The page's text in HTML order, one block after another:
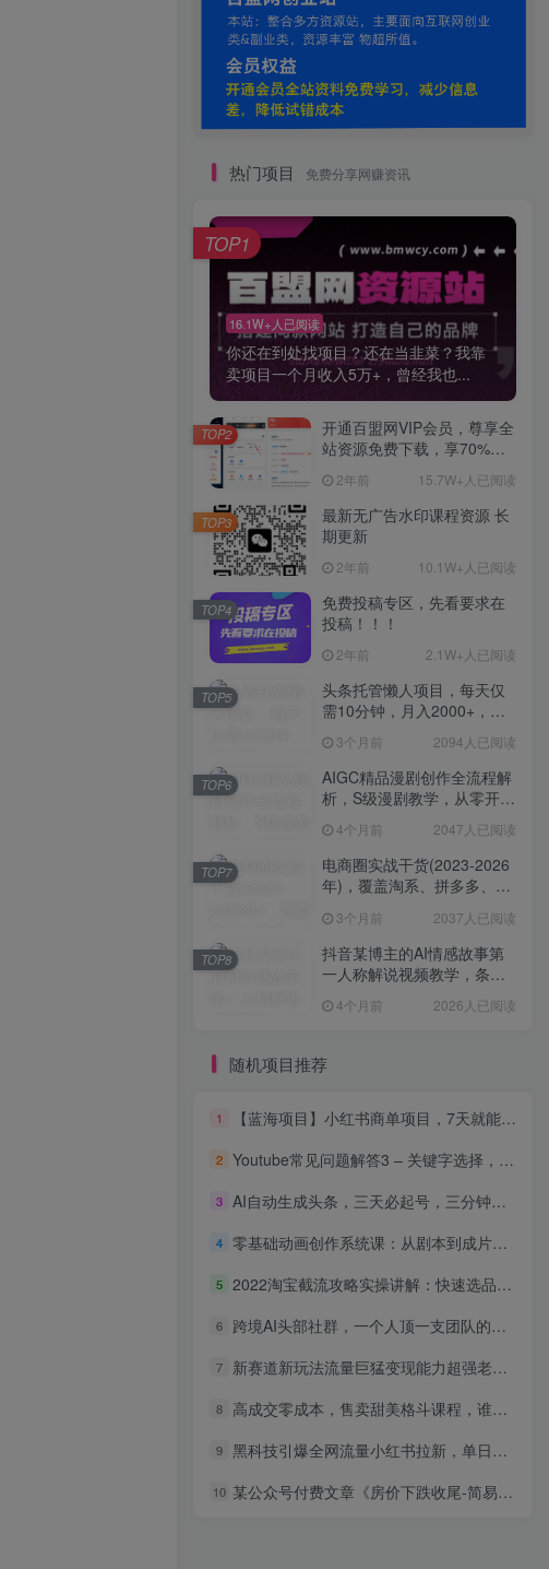
热门项目 免费分享网赚资讯
16.1W+人已阅读
你还在到处找项目？还在当韭菜？我靠
卖项目一个月收入5万+，曾经我也...
TOP1
开通百盟网VIP会员，尊享全
站资源免费下载，享70%的
惠】2年前 15.7W+人已阅读
TOP2
最新无广告水印课程资源 长
期更新
2年前 10.1W+人已阅读
TOP3
免费投稿专区，先看要求在
投稿！！！
2年前 2.1W+人已阅读
TOP4
头条托管懒人项目，每天仅
需10分钟，月入2000+，纯
【揭秘】
3个月前 2094人已阅读
TOP5
AIGC精品漫剧创作全流程解
析，S级漫剧教学，从零开始
4个月前 2047人已阅读
TOP6
电商圈实战干货(2023-2026
年)，覆盖淘系、拼多多、抖
电商人避开坑、提效率、稳
盈利(更新4月)
3个月前 2037人已阅读
TOP7
抖音某博主的AI情感故事第
一人称解说视频教学，条条
4个月前 2026人已阅读
TOP8
随机项目推荐
1 【蓝海项目】小红书商单项目，7天就能接广告变现，稳定一天500+保姆级玩法
2 Youtube常见问题解答3 – 关键字选择，视频优化技巧，YouTube推荐算法简介
3 AI自动生成头条，三天必起号，三分钟轻松发布内容，复制粘贴，保姆级教…
4 零基础动画创作系统课：从剧本到成片，掌握原创短视频动画全流程制作
5 2022淘宝截流攻略实操讲解：快速选品+直接复制+快速起店
6 跨境AI头部社群，一个人顶一支团队的时代真正的开始了，分享跨境AI前沿，可落地的实战经验(更新3月23日)
7 新赛道新玩法流量巨猛变现能力超强老铁实测当天变现7张
8 高成交零成本，售卖甜美格斗课程，谁发谁火，加爆微信，日入1000+收款到手软保姆级教程
9 黑科技引爆全网流量小红书拉新，单日暴力收益7000+，小白也能轻松上手
10 某公众号付费文章《房价下跌收尾-简易判断标志》